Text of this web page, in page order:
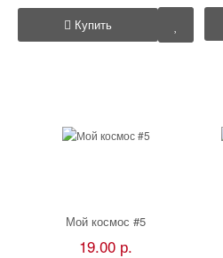
Купить
Мой космос #5
19.00 р.